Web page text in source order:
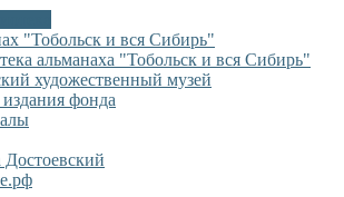
"Тобольск и вся Сибирь"
альманаха "Тобольск и вся Сибирь"
художественный музей
фонда
Достоевский